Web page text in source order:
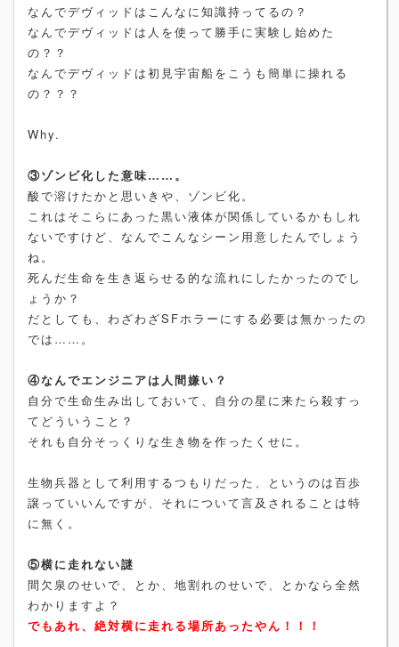
なんでデヴィッドはこんなに知識持ってるの？
なんでデヴィッドは人を使って勝手に実験し始めた
の？？
なんでデヴィッドは初見宇宙船をこうも簡単に操れる
の？？？
Why.
③ゾンビ化した意味……。
酸で溶けたかと思いきや、ゾンビ化。
これはそこらにあった黒い液体が関係しているかもしれ
ないですけど、なんでこんなシーン用意したんでしょう
ね。
死んだ生命を生き返らせる的な流れにしたかったのでし
ょうか？
だとしても、わざわざSFホラーにする必要は無かったの
では……。
④なんでエンジニアは人間嫌い？
自分で生命生み出しておいて、自分の星に来たら殺すっ
てどういうこと？
それも自分そっくりな生き物を作ったくせに。
生物兵器として利用するつもりだった、というのは百歩
譲っていいんですが、それについて言及されることは特
に無く。
⑤横に走れない謎
間欠泉のせいで、とか、地割れのせいで、とかなら全然
わかりますよ？
でもあれ、絶対横に走れる場所あったやん！！！